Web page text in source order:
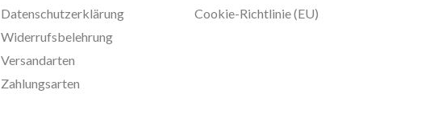
Datenschutzerklärung
Widerrufsbelehrung
Versandarten
Zahlungsarten
Cookie-Richtlinie (EU)